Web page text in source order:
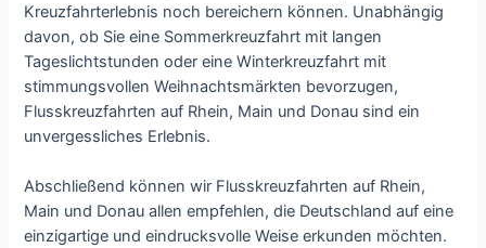
Kreuzfahrterlebnis noch bereichern können. Unabhängig
davon, ob Sie eine Sommerkreuzfahrt mit langen
Tageslichtstunden oder eine Winterkreuzfahrt mit
stimmungsvollen Weihnachtsmärkten bevorzugen,
Flusskreuzfahrten auf Rhein, Main und Donau sind ein
unvergessliches Erlebnis.
Abschließend können wir Flusskreuzfahrten auf Rhein,
Main und Donau allen empfehlen, die Deutschland auf eine
einzigartige und eindrucksvolle Weise erkunden möchten.